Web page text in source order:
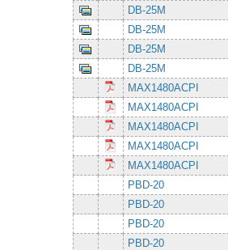
DB-25M
DB-25M
DB-25M
DB-25M
MAX1480ACPI
MAX1480ACPI
MAX1480ACPI
MAX1480ACPI
MAX1480ACPI
PBD-20
PBD-20
PBD-20
PBD-20